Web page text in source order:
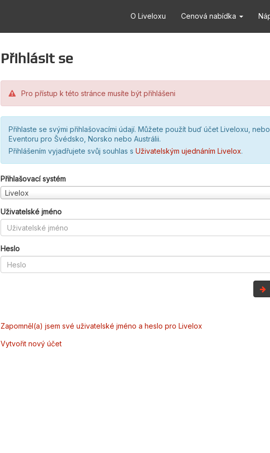
O Liveloxu Cenová nabídka
Přihlásit se
Pro přístup k této stránce musíte být přihlášeni
Přihlaste se svými přihlašovacími údají. Můžete použít buď účet Liveloxu,
Eventoru pro Švédsko, Norsko nebo Austrálii.
Přihlášením vyjadřujete svůj souhlas s Uživatelským ujednáním Livelox.
Přihlašovací systém
Livelox
Uživatelské jméno
Heslo
Zapomněl(a) jsem své uživatelské jméno a heslo pro Livelox
Vytvořit nový účet